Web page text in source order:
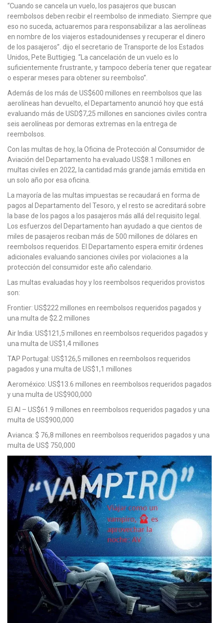
“Cuando se cancela un vuelo, los pasajeros que buscan
reembolsos deben recibir el reembolso de inmediato. Siempre que
eso no suceda, actuaremos para responsabilizar a las aerolíneas
en nombre de los viajeros estadounidenses y recuperar el dinero
de los pasajeros”. dijo el secretario de Transporte de los Estados
Unidos, Pete Buttigieg. “La cancelación de un vuelo es lo
suficientemente frustrante, y tampoco debería tener que regatear
o esperar meses para obtener su reembolso”.
Además de los más de US$600 millones en reembolsos que las
aerolíneas han devuelto, el Departamento anunció hoy que está
evaluando más de USD$7,25 millones en sanciones civiles contra
seis aerolíneas por demoras extremas en la entrega de
reembolsos.
Con las multas de hoy, la Oficina de Protección al Consumidor de
Aviación del Departamento ha evaluado US$8.1 millones en
multas civiles en 2022, la cantidad más grande jamás emitida en
un solo año por esa oficina.
La mayoría de las multas impuestas se recaudará en forma de
pagos al Departamento del Tesoro, y el resto se acreditará sobre
la base de los pagos a los pasajeros más allá del requisito legal.
Los esfuerzos del Departamento han ayudado a que cientos de
miles de pasajeros reciban más de 500 millones de dólares en
reembolsos requeridos. El Departamento espera emitir órdenes
adicionales evaluando sanciones civiles por violaciones a la
protección del consumidor este año calendario.
Las multas evaluadas hoy y los reembolsos requeridos provistos
son:
Frontier: US$222 millones en reembolsos requeridos pagados y
una multa de $2.2 millones
Air India: US$121,5 millones en reembolsos requeridos pagados y
una multa de US$1,4 millones
TAP Portugal: US$126,5 millones en reembolsos requeridos
pagados y una multa de US$1,1 millones
Aeroméxico: US$13.6 millones en reembolsos requeridos pagados
y una multa de US$900,000
El Al – US$61.9 millones en reembolsos requeridos pagados y una
multa de US$900,000
Avianca: $ 76,8 millones en reembolsos requeridos pagados y una
multa de US$ 750,000